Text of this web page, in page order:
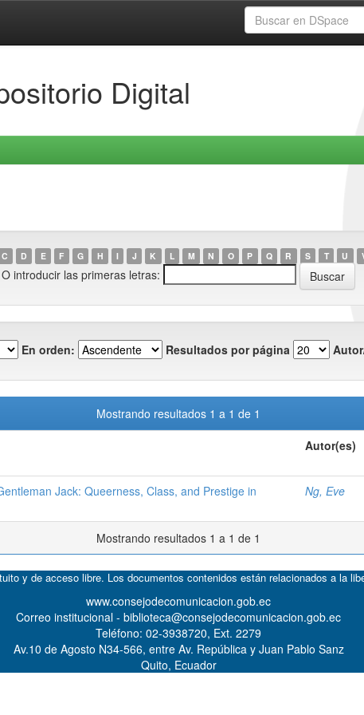
Digital
C D E F G H I J K L M N O P Q R S T U
O introducir las primeras letras:
En orden: Resultados por página
Mostrando resultados 1 a 1 de 1
Autor(es)
Jack: Queerness, Class, and Prestige in
Ng, Eve
Mostrando resultados 1 a 1 de 1
y de acceso libre. Los documentos contenidos están relacionados a la
www.consejodecomunicacion.gob.ec
Correo institucional - biblioteca@consejodecomunicacion.gob.ec
Teléfono: 02-3938720, Ext. 2279
Av.10 de Agosto N34-566, entre Av. República y Juan Pablo Sanz
Quito, Ecuador